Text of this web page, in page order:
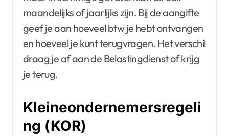
maandelijks of jaarlijks zijn. Bij de aangifte
geef je aan hoeveel btw je hebt ontvangen
en hoeveel je kunt terugvragen. Het verschil
draag je af aan de Belastingdienst of krijg
je terug.
Kleineondernemersregeli
ng (KOR)